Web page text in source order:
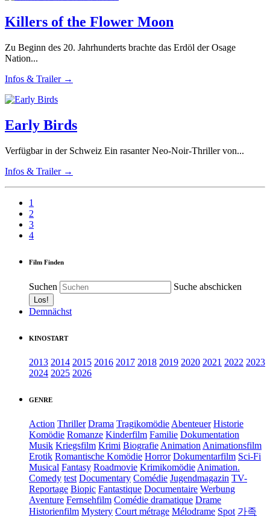
Killers of the Flower Moon
Zu Beginn des 20. Jahrhunderts brachte das Erdöl der Osage
Nation...
Infos & Trailer →
Early Birds
Verfügbar in der Schweiz Ein rasanter Neo-Noir-Thriller von...
Infos & Trailer →
1
2
3
4
Film Finden
Suchen Suche abschicken
Demnächst
KINOSTART
2013 2014 2015 2016 2017 2018 2019 2020 2021 2022 2023
2024 2025 2026
GENRE
Action Thriller Drama Tragikomödie Abenteuer Historie
Komödie Romanze Kinderfilm Familie Dokumentation
Musik Kriegsfilm Krimi Biografie Animation Animationsfilm
Erotik Romantische Komödie Horror Dokumentarfilm Sci-Fi
Musical Fantasy Roadmovie Krimikomödie Animation.
Comedy test Documentary Comédie Jugendmagazin TV-
Reportage Biopic Fantastique Documentaire Werbung
Aventure Fernsehfilm Comédie dramatique Drame
Historienfilm Mystery Court métrage Mélodrame Spot 가족